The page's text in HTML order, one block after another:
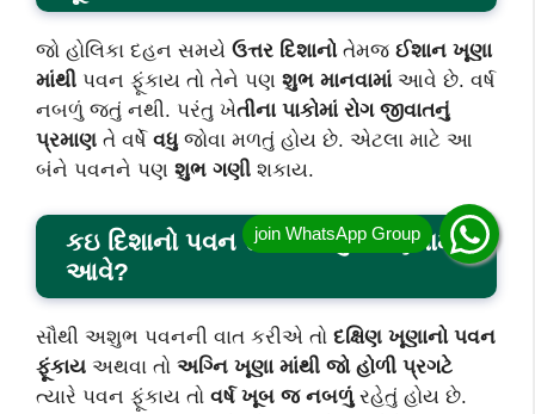
જો હોલિકા દહન સમયે ઉત્તર દિશાનોતેમજ ઈશાન ખૂણા
માંથી પવન ફૂંકાય તો તેને પણ શુભ માનવામાંઆવે છે. વર્ષ
નબળું જતું નથી. પરંતુ ખેતીના પાકોમાં રોગ જીવાતનું
પ્રમાણ તે વર્ષે વધુ જોવા મળતું હોય છે. એટલા માટે આ
બંને પવનને પણ શુભ ગણી શકાય.
કઇ દિશાનો પવન સૌથી અશુભ ગણવામાં
આવે?
સૌથી અશુભ પવનની વાત કરીએ તો દક્ષિણ ખૂણાનો પવન
ફૂંકાય અથવા તો અગ્નિ ખૂણા માંથી જો હોળી પ્રગટે
ત્યારે પવન ફૂંકાય તો વર્ષ ખૂબ જ નબળું રહેતું હોય છે.